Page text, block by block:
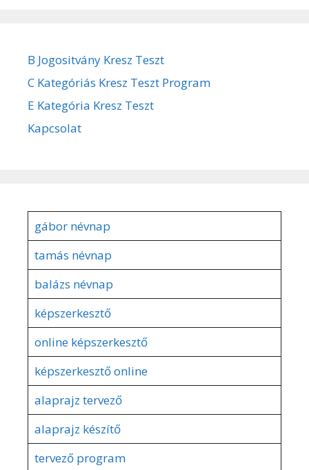
B Jogositvány Kresz Teszt
C Kategóriás Kresz Teszt Program
E Kategória Kresz Teszt
Kapcsolat
gábor névnap
tamás névnap
balázs névnap
képszerkesztő
online képszerkesztő
képszerkesztő online
alaprajz tervező
alaprajz készítő
tervező program